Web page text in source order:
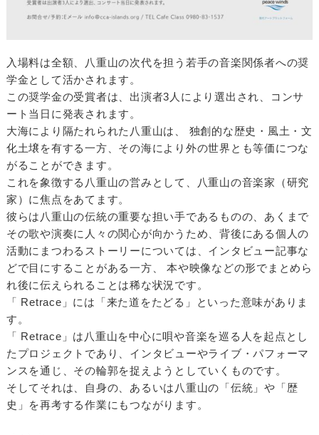
入場料は全額、八重山の次代を担う若手の音楽関係者への奨
学金として活かされます。
この奨学金の受賞者は、出演者3人により選出され、コンサ
ート当日に発表されます。
大海により隔たれられた八重山は、 独創的な歴史・風土・文
化土壌を有する一方、その海により外の世界とも等価につな
がることができます。
これを象徴する八重山の営みとして、八重山の音楽家（研究
家）に焦点をあてます。
彼らは八重山の伝統の重要な担い手であるものの、あくまで
その歌や演奏に人々の関心が向かうため、背後にある個人の
活動にまつわるストーリーについては、インタビュー記事な
どで目にすることがある一方、 本や映像などの形でまとめら
れ後に伝えられることは稀な状況です。
「 Retrace」には「来た道をたどる」といった意味がありま
す。
「 Retrace」は八重山を中心に唄や音楽を巡る人を起点とし
たプロジェクトであり、インタビューやライブ・パフォーマ
ンスを通じ、その輪郭を捉えようとしていくものです。
そしてそれは、自身の、あるいは八重山の「伝統」や「歴
史」を再考する作業にもつながります。